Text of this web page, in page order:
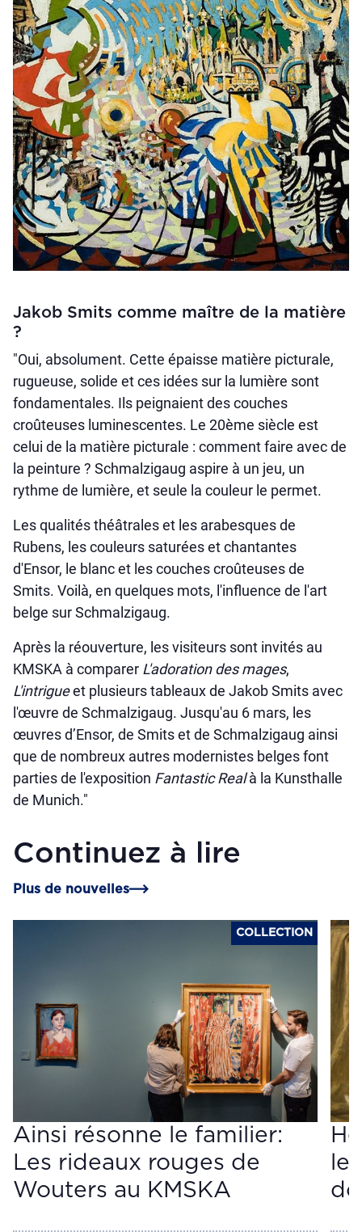
Jakob Smits comme maître de la matière
?
"Oui, absolument. Cette épaisse matière picturale,
rugueuse, solide et ces idées sur la lumière sont
fondamentales. Ils peignaient des couches
croûteuses luminescentes. Le 20ème siècle est
celui de la matière picturale : comment faire avec de
la peinture ? Schmalzigaug aspire à un jeu, un
rythme de lumière, et seule la couleur le permet.
Les qualités théâtrales et les arabesques de
Rubens, les couleurs saturées et chantantes
d'Ensor, le blanc et les couches croûteuses de
Smits. Voilà, en quelques mots, l'influence de l'art
belge sur Schmalzigaug.
Après la réouverture, les visiteurs sont invités au
KMSKA à comparer L'adoration des mages,
L'intrigueet plusieurs tableaux de Jakob Smits avec
l'œuvre de Schmalzigaug. Jusqu'au 6 mars, les
œuvres d’Ensor, de Smits et de Schmalzigaug ainsi
que de nombreux autres modernistes belges font
parties de l'exposition Fantastic Realà la Kunsthalle
de Munich."
Continuez à lire
Plus de nouvelles
COLLECTION
Ainsi résonne le familier:
Les rideaux rouges de
Wouters au KMSKA
le